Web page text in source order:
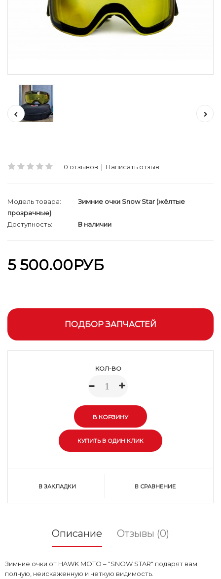
0 отзывов | Написать отзыв
Модель товара:
Зимние очки Snow Star (жёлтые
прозрачные)
Доступность:
В наличии
5 500.00РУБ
ПОДБОР ЗАПЧАСТЕЙ
КОЛ-ВО
- +
В ЗАКЛАДКИ В СРАВНЕНИЕ
Описание Отзывы (0)
Зимние очки от HAWK MOTO – "SNOW STAR" подарят вам
полную, неискаженную и четкую видимость.